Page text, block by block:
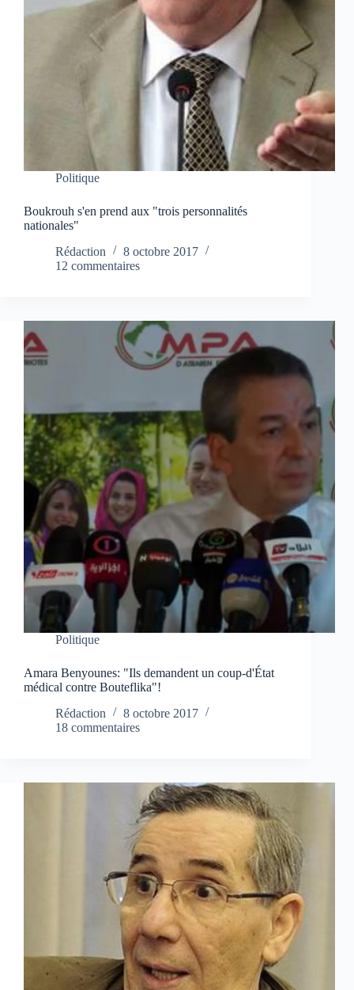
Politique
Boukrouh s'en prend aux "trois personnalités
nationales"
Rédaction
8 octobre 2017
12 commentaires
Politique
Amara Benyounes: "Ils demandent un coup-d'État
médical contre Bouteflika"!
Rédaction
8 octobre 2017
18 commentaires